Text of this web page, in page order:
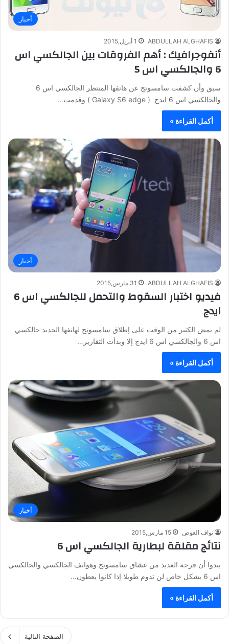
أخبار
ABDULLAH ALGHAFIS 1 أبريل,2015
أنفوجرافيك : أهم الفروقات بين الجالكسي اس
6 والجالكسي اس 5
سبق وأن كشفت سامسونج عن هاتفها المنتظر الجالكسي اس 6
والجالكسي اس 6 ايدج ( Galaxy S6 edge ) وقدمت…
أكمل القراءة »
أخبار
ABDULLAH ALGHAFIS 31 مارس,2015
فيديو اختبار السقوط والتحمل للجالكسي اس 6
ايدج
لم يمض الكثير من الوقت على إطلاق سامسونج لهاتفها الجديد جالكسي
اس 6 والجالكسي اس 6 ايدج إلا وبدأت التقارير…
أكمل القراءة »
أخبار
نواف العوض 15 مارس,2015
نتائج مقلقة لبطارية الجالكسي اس 6
يبدوا أن فرحة العديد من عشاق سامسونج وهواتف الجالكسي والجالكسي
اس 6 بشكل خاص لن تدوم طويلا إذا كانوا يعطون…
أكمل القراءة »
الصفحة التالية